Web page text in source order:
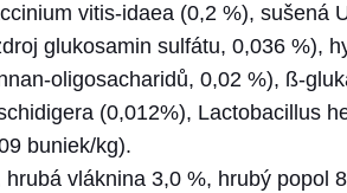
vitis-idaea (0,2 %), sušená
glukosamin sulfátu, 0,036 %),
oligosacharidů, 0,02 %), ß-
(0,012%), Lactobacillus
buniek/kg).
vláknina 3,0 %, hrubý popol